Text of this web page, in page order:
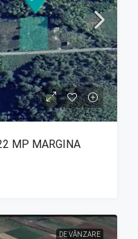
MP MARGINA
DE VÂNZARE